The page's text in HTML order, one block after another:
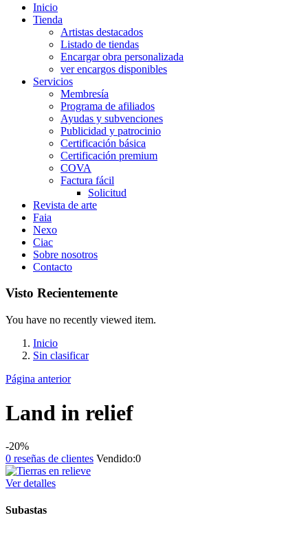
Inicio
Tienda
Artistas destacados
Listado de tiendas
Encargar obra personalizada
ver encargos disponibles
Servicios
Membresía
Programa de afiliados
Ayudas y subvenciones
Publicidad y patrocinio
Certificación básica
Certificación premium
COVA
Factura fácil
Solicitud
Revista de arte
Faia
Nexo
Ciac
Sobre nosotros
Contacto
Visto Recientemente
You have no recently viewed item.
Inicio
Sin clasificar
Página anterior
Land in relief
-20%
0 reseñas de clientes Vendido:0
Ver detalles
Subastas